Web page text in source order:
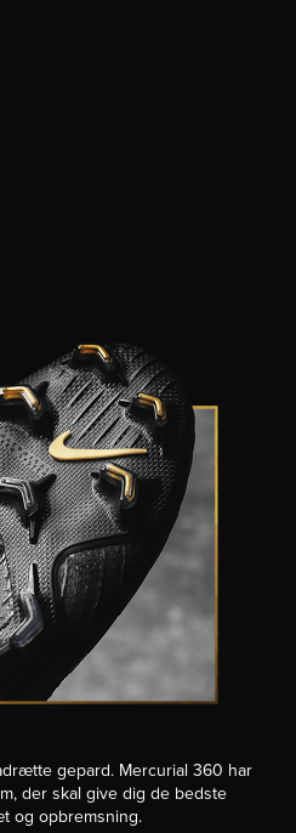
gepard. Mercurial 360 har
der skal give dig de bedste
og opbremsning.